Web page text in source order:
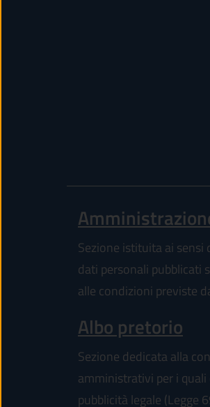
Sezione istituita ai sensi
dati personali pubblicati
alle condizioni previste
Albo pretorio
Sezione dedicata alla
amministrativi per i
pubblicità legale (Legge